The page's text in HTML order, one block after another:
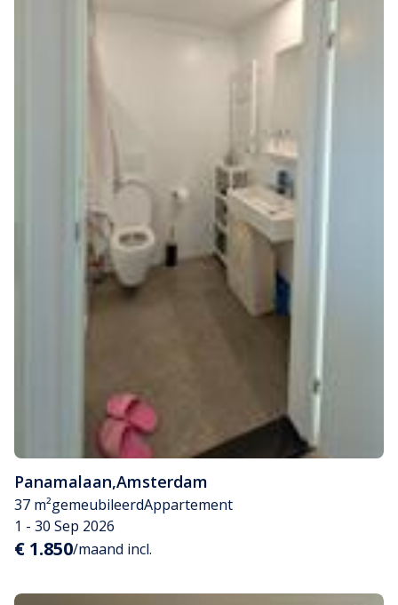
Panamalaan,Amsterdam
37 m²gemeubileerdAppartement
1 - 30 Sep 2026
€ 1.850/maand incl.